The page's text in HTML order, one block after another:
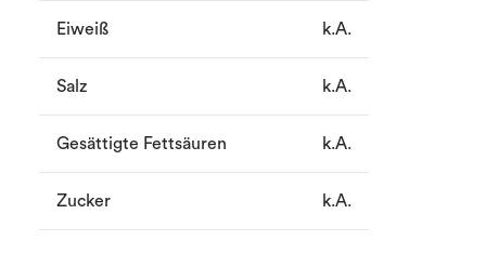
Eiweiß k.A.
Salz k.A.
Gesättigte Fettsäuren k.A.
Zucker k.A.